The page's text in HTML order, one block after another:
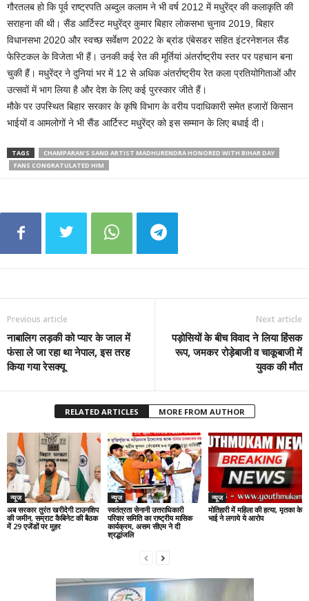
गौरतलब हो कि पूर्व राष्ट्रपति अब्दुल कलाम ने भी वर्ष 2012 में मधुरेंद्र की कलाकृति की
सराहना की थी। सैंड आर्टिस्ट मधुरेंद्र कुमार बिहार लोकसभा चुनाव 2019, बिहार
विधानसभा 2020 और स्वच्छ सर्वेक्षण 2022 के ब्रांड एंबेसडर सहित इंटरनेशनल सैंड
फेस्टिकल के विजेता भी हैं। उनकी कई रेत की मूर्तियां अंतर्राष्ट्रीय स्तर पर पहचान बना
चुकी हैं। मधुरेंद्र ने दुनियां भर में 12 से अधिक अंतर्राष्ट्रीय रेत कला प्रतियोगिताओं और
उत्सवों में भाग लिया है और देश के लिए कई पुरस्कार जीते हैं।
मौके पर उपस्थित बिहार सरकार के कृषि विभाग के वरीय पदाधिकारी समेत हजारों किसान
भाईयों व आमलोगों ने भी सैंड आर्टिस्ट मधुरेंद्र को इस सम्मान के लिए बधाई दी।
TAGS
CHAMPARAN'S SAND ARTIST MADHURENDRA HONORED WITH BIHAR DAY
FANS CONGRATULATED HIM
Previous article
नाबालिग लड़की को प्यार के जाल में
फंसा ले जा रहा था नेपाल, इस तरह
किया गया रेसक्यू
Next article
पड़ोसियों के बीच विवाद ने लिया हिंसक
रूप, जमकर रोड़ेबाजी व चाकूबाजी में
युवक की मौत
RELATED ARTICLES MORE FROM AUTHOR
न्यूज
अब सरकार तुरंत खरीदेगी टाउनशिप
की जमीन, सम्राट कैबिनेट की बैठक
में 29 एजेंडों पर मुहर
न्यूज
स्वतंत्रता सेनानी उत्तराधिकारी
परिवार समिति का राष्ट्रीय मासिक
कार्यक्रम, असम सीएम ने दी
श्रद्धांजलि
न्यूज
मोतिहारी में महिला की हत्या, मृतका के
भाई ने लगाये ये आरोप